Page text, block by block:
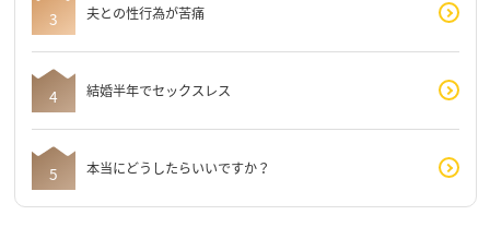
夫との性行為が苦痛
結婚半年でセックスレス
本当にどうしたらいいですか？